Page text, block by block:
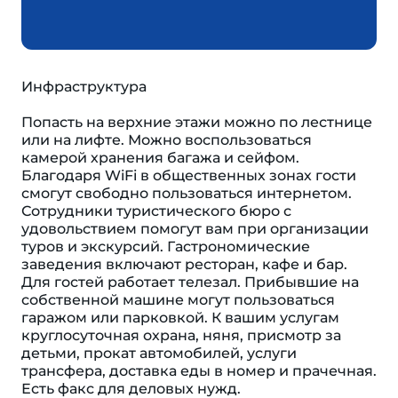
Инфраструктура
Попасть на верхние этажи можно по лестнице
или на лифте. Можно воспользоваться
камерой хранения багажа и сейфом.
Благодаря WiFi в общественных зонах гости
смогут свободно пользоваться интернетом.
Сотрудники туристического бюро с
удовольствием помогут вам при организации
туров и экскурсий. Гастрономические
заведения включают ресторан, кафе и бар.
Для гостей работает телезал. Прибывшие на
собственной машине могут пользоваться
гаражом или парковкой. К вашим услугам
круглосуточная охрана, няня, присмотр за
детьми, прокат автомобилей, услуги
трансфера, доставка еды в номер и прачечная.
Есть факс для деловых нужд.